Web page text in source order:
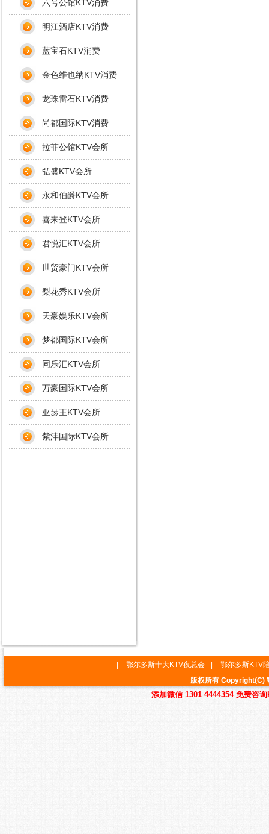
六号公馆KTV消费
明江酒店KTV消费
蓝宝石KTV消费
金色维也纳KTV消费
龙珠雷石KTV消费
尚都国际KTV消费
拉菲公馆KTV会所
弘盛KTV会所
永和伯爵KTV会所
喜来登KTV会所
君悦汇KTV会所
世贸豪门KTV会所
梨花秀KTV会所
天豪娱乐KTV会所
梦都国际KTV会所
同乐汇KTV会所
万豪国际KTV会所
亚瑟王KTV会所
紫沣国际KTV会所
鄂尔多斯十大KTV夜总会
鄂尔多斯KTV
版权所有 Copyright(C)
添加微信 1301 4444354 免费咨